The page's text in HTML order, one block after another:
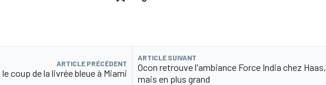
ARTICLE PRÉCÉDENT
coup de la livrée bleue à Miami
ARTICLE SUIVANT
Ocon retrouve l'ambiance Force India chez Haas,
mais en plus grand